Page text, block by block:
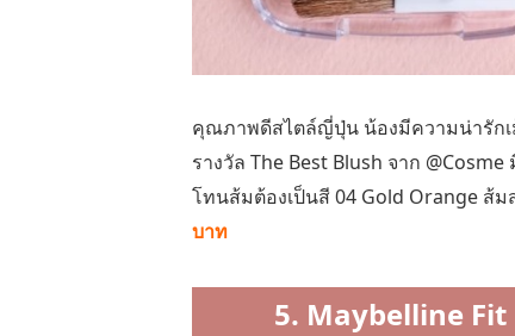
คุณภาพดีสไตล์ญี่ปุ่น น้องมีความน่ารัก
รางวัล The Best Blush จาก
โทนส้มต้องเป็นสี 04 Gold Orange ส้
บาท
5. Maybelline Fit